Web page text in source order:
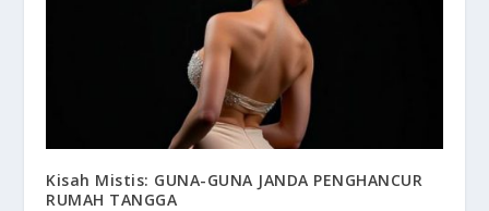
Kisah Mistis: GUNA-GUNA JANDA PENGHANCUR
RUMAH TANGGA